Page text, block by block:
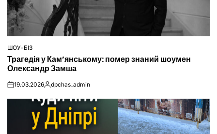
ОПУБЛІКУВАТИ
ШОУ-БІЗ
Трагедія у Кам’янському: помер знаний шоумен
Олександр Замша
on19.03.2026Опубліковано
dpchas_admin